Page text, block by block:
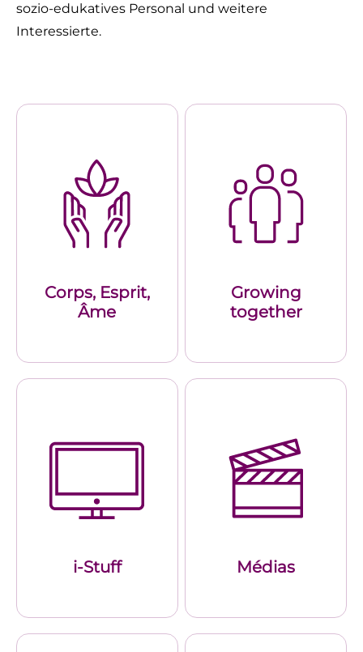
sozio-edukatives Personal und weitere
Interessierte.
Corps, Esprit,
Âme
Growing
together
i-Stuff Médias